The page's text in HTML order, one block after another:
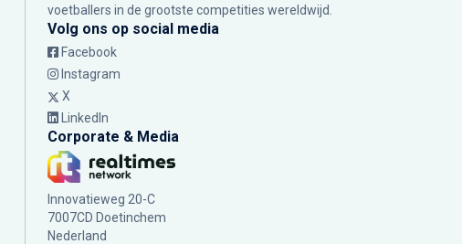
voetballers in de grootste competities wereldwijd.
Volg ons op social media
Facebook
Instagram
X
LinkedIn
Corporate & Media
Innovatieweg 20-C
7007CD Doetinchem
Nederland